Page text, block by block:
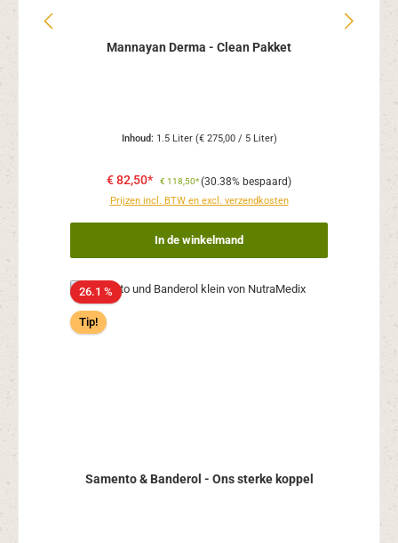
Mannayan Derma - Clean Pakket
Inhoud: 1.5 Liter (€ 275,00 / 5 Liter)
€ 82,50* € 118,50*(30.38% bespaard)
Prijzen incl. BTW en excl. verzendkosten
In de winkelmand
26.1 %
Tip!
Samento & Banderol - Ons sterke koppel